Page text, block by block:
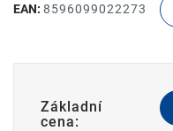
EAN: 8596099022273
Základní
cena: